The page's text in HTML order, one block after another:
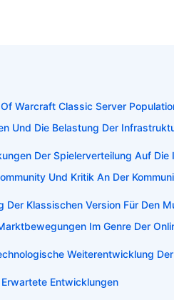
Warcraft Classic Server
Und Die Belastung Der
Der Spielerverteilung Auf Die
Und Kritik An Der
Der Klassischen Version Für Den
Im Genre Der
Weiterentwicklung
Entwicklungen